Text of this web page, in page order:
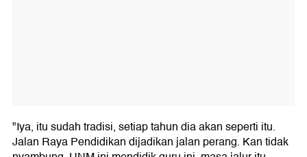
"Iya, itu sudah tradisi, setiap tahun dia akan seperti itu.
Jalan Raya Pendidikan dijadikan jalan perang. Kan tidak